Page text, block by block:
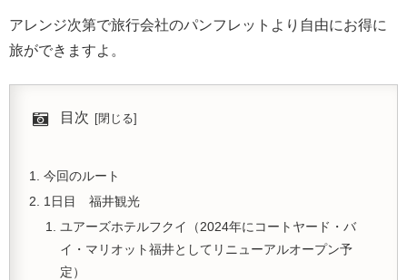
アレンジ次第で旅行会社のパンフレットより自由にお得に
旅ができますよ。
目次
今回のルート
1日目 福井観光
ユアーズホテルフクイ（2024年にコートヤード・バ
イ・マリオット福井としてリニューアルオープン予
定）